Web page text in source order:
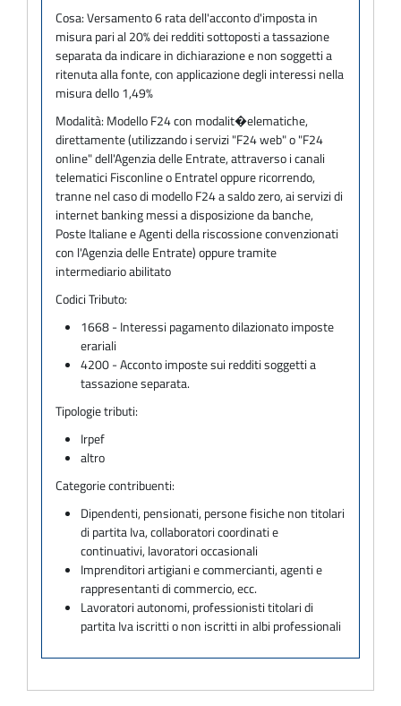
Cosa:Versamento 6 rata dell'acconto d'imposta in
misura pari al 20% dei redditi sottoposti a tassazione
separata da indicare in dichiarazione e non soggetti a
ritenuta alla fonte, con applicazione degli interessi nella
misura dello 1,49%
Modalità: Modello F24 con modalit�elematiche,
direttamente (utilizzando i servizi "F24 web" o "F24
online" dell'Agenzia delle Entrate, attraverso i canali
telematici Fisconline o Entratel oppure ricorrendo,
tranne nel caso di modello F24 a saldo zero, ai servizi di
internet banking messi a disposizione da banche,
Poste Italiane e Agenti della riscossione convenzionati
con l'Agenzia delle Entrate) oppure tramite
intermediario abilitato
Codici Tributo:
1668 - Interessi pagamento dilazionato imposte
erariali
4200 - Acconto imposte sui redditi soggetti a
tassazione separata.
Tipologie tributi:
Irpef
altro
Categorie contribuenti:
Dipendenti, pensionati, persone fisiche non titolari
di partita Iva, collaboratori coordinati e
continuativi, lavoratori occasionali
Imprenditori artigiani e commercianti, agenti e
rappresentanti di commercio, ecc.
Lavoratori autonomi, professionisti titolari di
partita Iva iscritti o non iscritti in albi professionali